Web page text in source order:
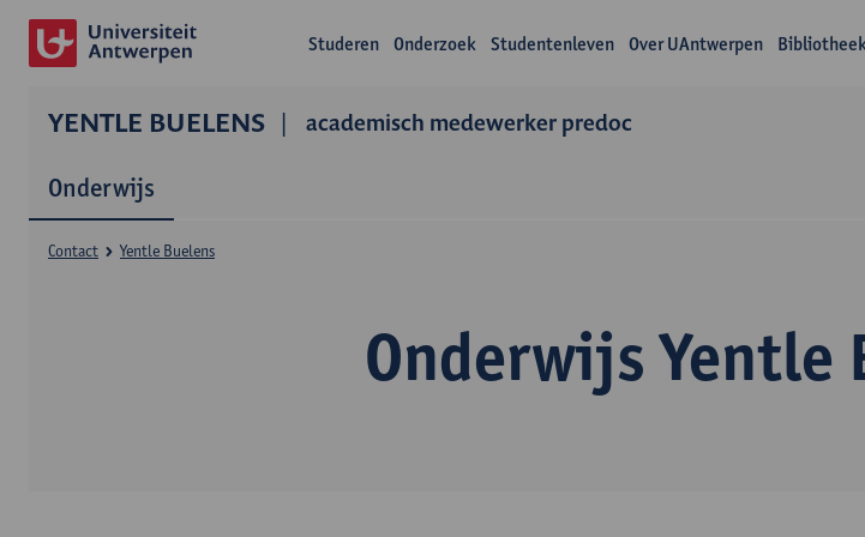
Studeren Onderzoek Studentenleven Over UAntwerpen
YENTLE BUELENS academisch medewerker predoc
Onderwijs
Onderwijs Yentle
Contact Yentle Buelens